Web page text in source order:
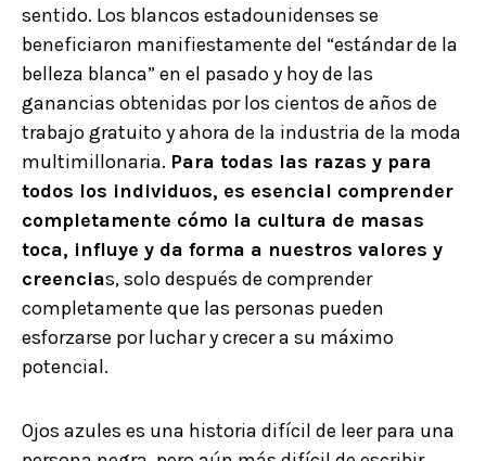
sentido. Los blancos estadounidenses se
beneficiaron manifiestamente del “estándar de la
belleza blanca” en el pasado y hoy de las
ganancias obtenidas por los cientos de años de
trabajo gratuito y ahora de la industria de la moda
multimillonaria. Para todas las razas y para
todos los individuos, es esencial comprender
completamente cómo la cultura de masas
toca, influye y da forma a nuestros valores y
creencias, solo después de comprender
completamente que las personas pueden
esforzarse por luchar y crecer a su máximo
potencial.
Ojos azules es una historia difícil de leer para una